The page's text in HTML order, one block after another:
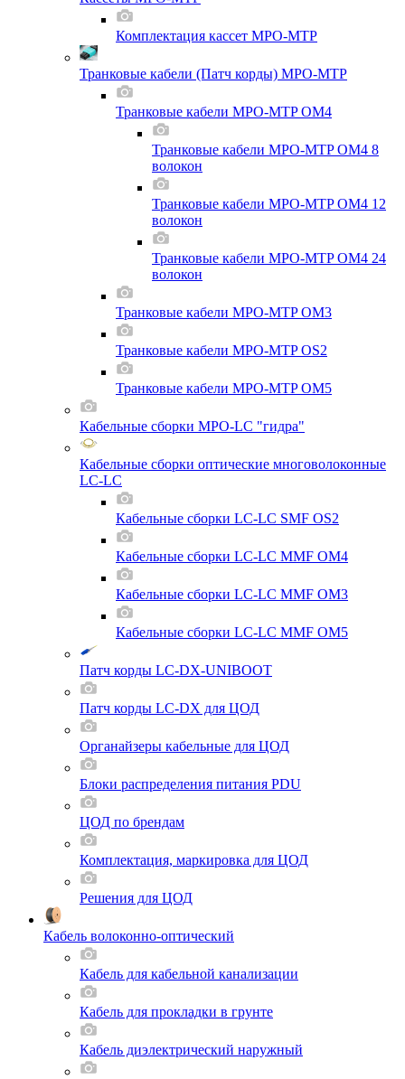
Комплектация кассет MPO-MTP
Транковые кабели (Патч корды) MPO-MTP
Транковые кабели MPO-MTP OM4
Транковые кабели MPO-MTP OM4 8
волокон
Транковые кабели MPO-MTP OM4 12
волокон
Транковые кабели MPO-MTP OM4 24
волокон
Транковые кабели MPO-MTP OM3
Транковые кабели MPO-MTP OS2
Транковые кабели MPO-MTP OM5
Кабельные сборки MPO-LC "гидра"
Кабельные сборки оптические многоволоконные
LC-LC
Кабельные сборки LC-LC SMF OS2
Кабельные сборки LC-LC MMF OM4
Кабельные сборки LC-LC MMF OM3
Кабельные сборки LC-LC MMF OM5
Патч корды LC-DX-UNIBOOT
Патч корды LC-DX для ЦОД
Органайзеры кабельные для ЦОД
Блоки распределения питания PDU
ЦОД по брендам
Комплектация, маркировка для ЦОД
Решения для ЦОД
Кабель волоконно-оптический
Кабель для кабельной канализации
Кабель для прокладки в грунте
Кабель диэлектрический наружный